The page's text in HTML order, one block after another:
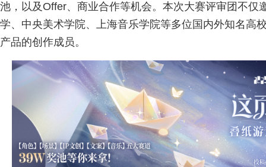
池，以及Offer、商业合作等机会。本次大赛评审团不仅
学、中央美术学院、上海音乐学院等多位国内外知名高
产品的创作成员。